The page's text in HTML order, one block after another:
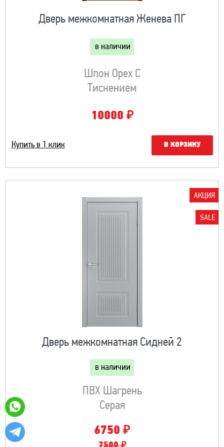
Дверь межкомнатная Женева ПГ
в наличии
Шпон Орех С
Тиснением
10000 ₽
Купить в 1 клик В КОРЗИНУ
АКЦИЯ
SALE
Дверь межкомнатная Сидней 2
в наличии
ПВХ Шагрень
Серая
6750 ₽